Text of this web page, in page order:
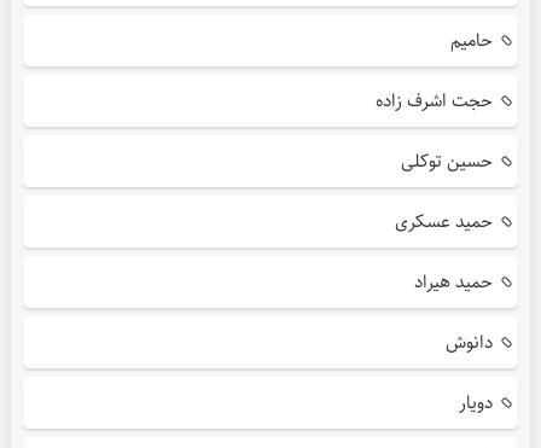
حامیم
حجت اشرف زاده
حسین توکلی
حمید عسکری
حمید هیراد
دانوش
دویار